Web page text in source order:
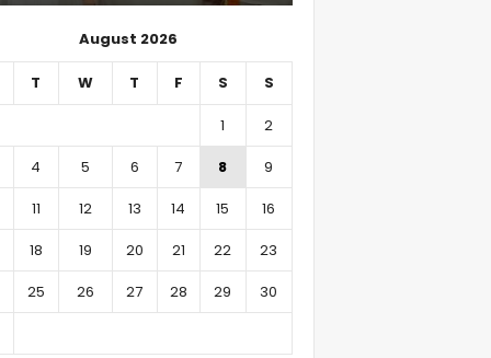
August 2026
T W T F S S
1
2
4 5 6 7 8
9
11 12 13 14 15
16
18 19 20 21 22
23
25 26 27 28 29
30